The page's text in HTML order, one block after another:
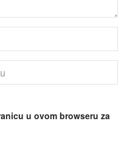
u ovom browseru za